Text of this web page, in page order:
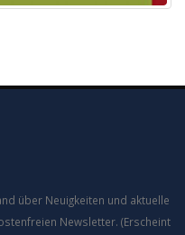
über Neuigkeiten und aktuelle
Newsletter. (Erscheint